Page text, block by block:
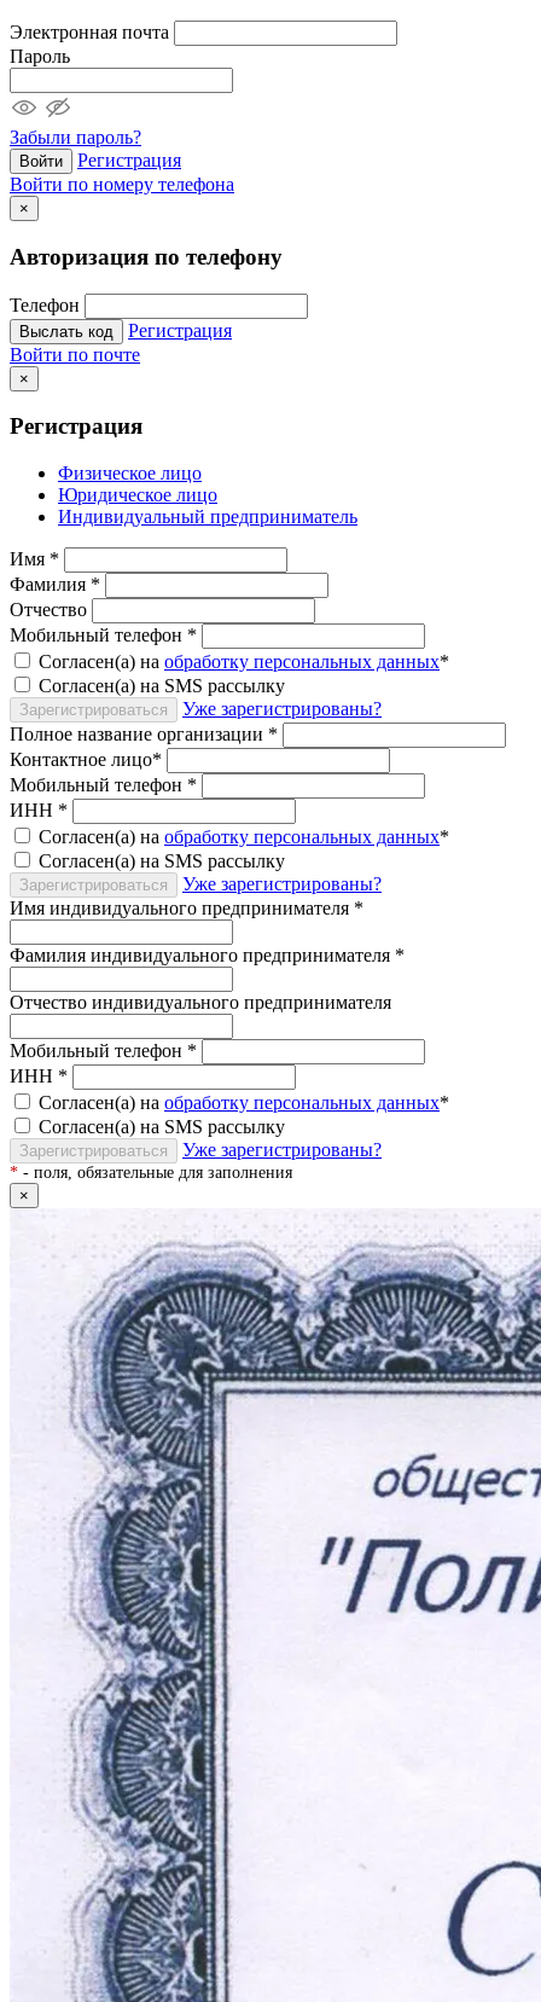
Электронная почта
Пароль
Забыли пароль?
Войти
Регистрация
Войти по номеру телефона
×
Авторизация по телефону
Телефон
Выслать код
Регистрация
Войти по почте
×
Регистрация
Физическое лицо
Юридическое лицо
Индивидуальный предприниматель
Имя *
Фамилия *
Отчество
Мобильный телефон *
Согласен(а) на обработку персональных данных*
Согласен(а) на SMS рассылку
Зарегистрироваться
Уже зарегистрированы?
Полное название организации *
Контактное лицо*
Мобильный телефон *
ИНН *
Согласен(а) на обработку персональных данных*
Согласен(а) на SMS рассылку
Зарегистрироваться
Уже зарегистрированы?
Имя индивидуального предпринимателя *
Фамилия индивидуального предпринимателя *
Отчество индивидуального предпринимателя
Мобильный телефон *
ИНН *
Согласен(а) на обработку персональных данных*
Согласен(а) на SMS рассылку
Зарегистрироваться Уже зарегистрированы?
* - поля, обязательные для заполнения
×